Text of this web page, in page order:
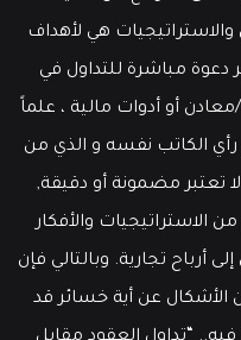
والاستراتيجيات هي لأهداف
دعوة مباشرة للتداول في
أو أدوات مالية ، علماً
الكاتب نفسه و الذي من
تعتبر مضمونة أو دقيقة,
الاستراتيجيات والأفكار
تجارية. وبالتالي فإن
عن أية خسائر قد